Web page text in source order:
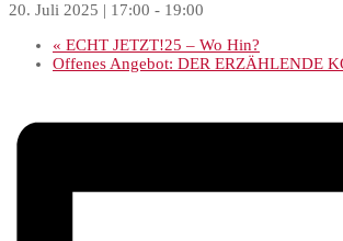
20. Juli 2025 | 17:00 - 19:00
« ECHT JETZT!25 – Wo Hin?
Offenes Angebot: DER ERZÄHLENDE